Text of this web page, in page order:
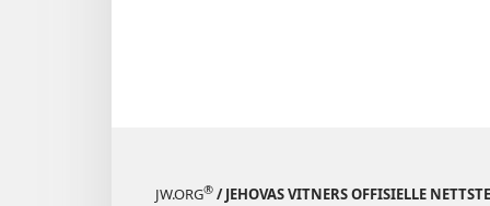
JW.ORG® / JEHOVAS VITNERS OFFISIELLE